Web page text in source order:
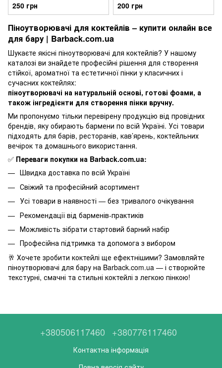
250 грн 200 грн
Піноутворювачі для коктейлів – купити онлайн все
для бару | Barback.com.ua
Шукаєте якісні піноутворювачі для коктейлів? У нашому
каталозі ви знайдете професійні рішення для створення
стійкої, ароматної та естетичної пінки у класичних і
сучасних коктейлях:
піноутворювачі на натуральній основі, готові фоами, а
також інгредієнти для створення пінки вручну.
Ми пропонуємо тільки перевірену продукцію від провідних
брендів, яку обирають бармени по всій Україні. Усі товари
підходять для барів, ресторанів, кав’ярень, коктейльних
вечірок та домашнього використання.
✅ Переваги покупки на Barback.com.ua:
Швидка доставка по всій Україні
Свіжий та професійний асортимент
Усі товари в наявності — без тривалого очікування
Рекомендації від барменів-практиків
Можливість зібрати стартовий барний набір
Професійна підтримка та допомога з вибором
🥂 Хочете зробити коктейлі ще ефектнішими? Замовляйте
піноутворювачі для бару на Barback.com.ua — і створюйте
текстурні, смачні та стильні коктейлі з легкою пінкою!
+380506117460 +380776117460
Контактна інформація